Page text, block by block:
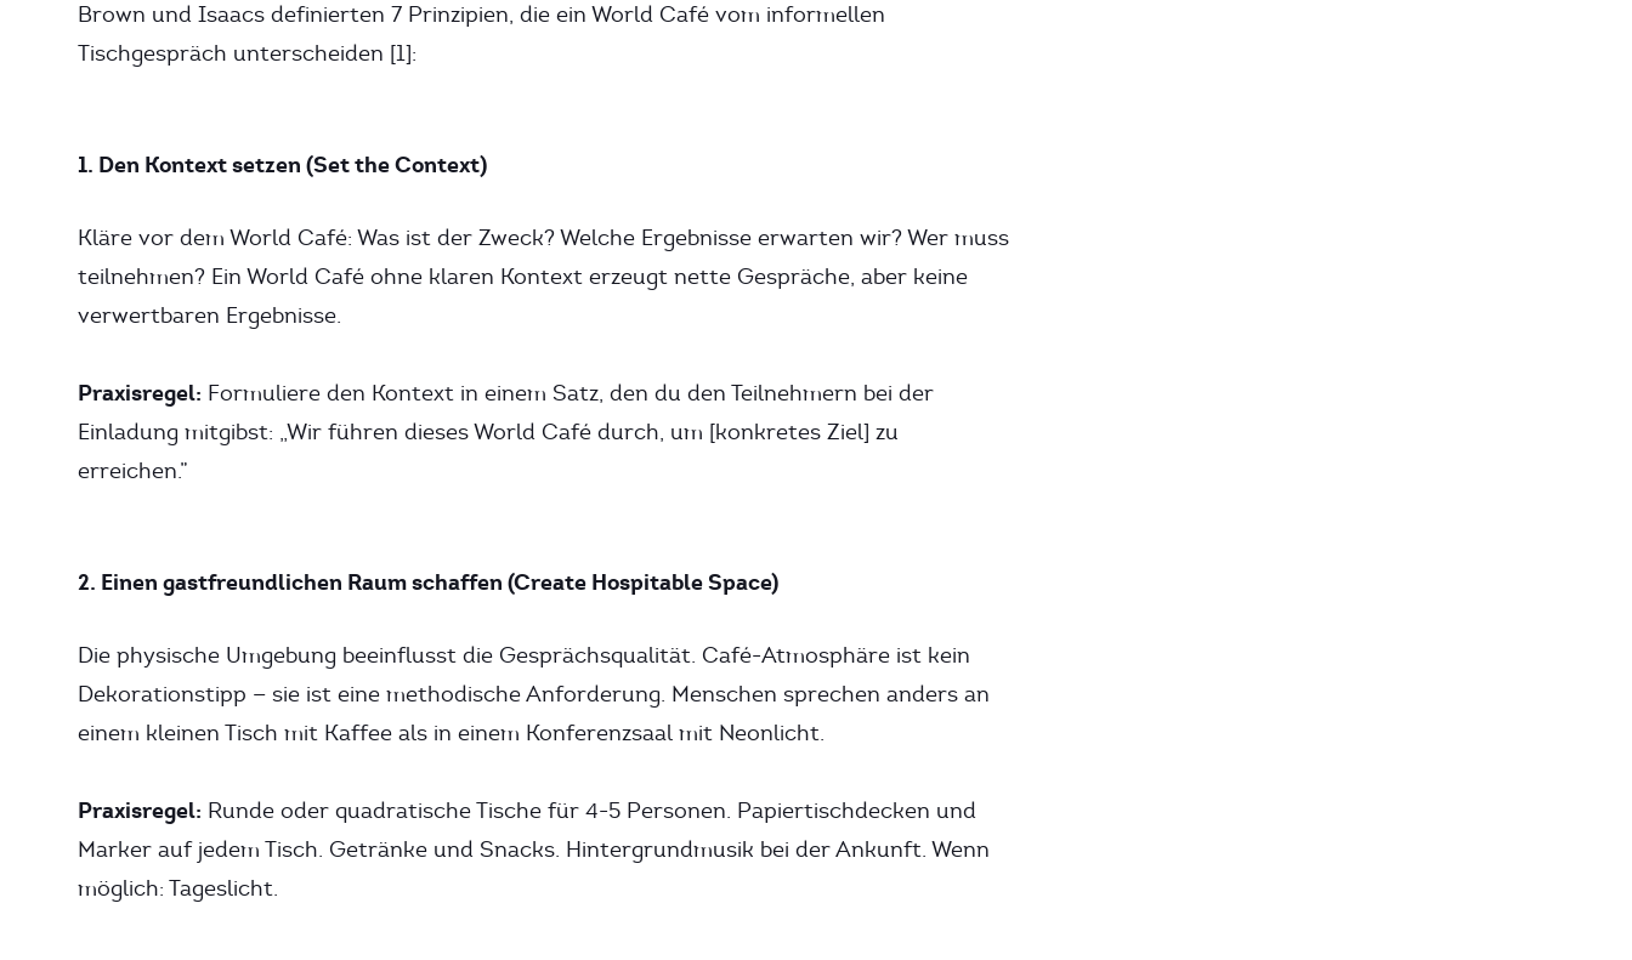
Brown und Isaacs definierten 7 Prinzipien, die ein World Café vom informellen
Tischgespräch unterscheiden [1]:
1. Den Kontext setzen (Set the Context)
Kläre vor dem World Café: Was ist der Zweck? Welche Ergebnisse erwarten wir? Wer muss
teilnehmen? Ein World Café ohne klaren Kontext erzeugt nette Gespräche, aber keine
verwertbaren Ergebnisse.
Praxisregel: Formuliere den Kontext in einem Satz, den du den Teilnehmern bei der
Einladung mitgibst: „Wir führen dieses World Café durch, um [konkretes Ziel] zu
erreichen.”
2. Einen gastfreundlichen Raum schaffen (Create Hospitable Space)
Die physische Umgebung beeinflusst die Gesprächsqualität. Café-Atmosphäre ist kein
Dekorationstipp — sie ist eine methodische Anforderung. Menschen sprechen anders an
einem kleinen Tisch mit Kaffee als in einem Konferenzsaal mit Neonlicht.
Praxisregel: Runde oder quadratische Tische für 4-5 Personen. Papiertischdecken und
Marker auf jedem Tisch. Getränke und Snacks. Hintergrundmusik bei der Ankunft. Wenn
möglich: Tageslicht.